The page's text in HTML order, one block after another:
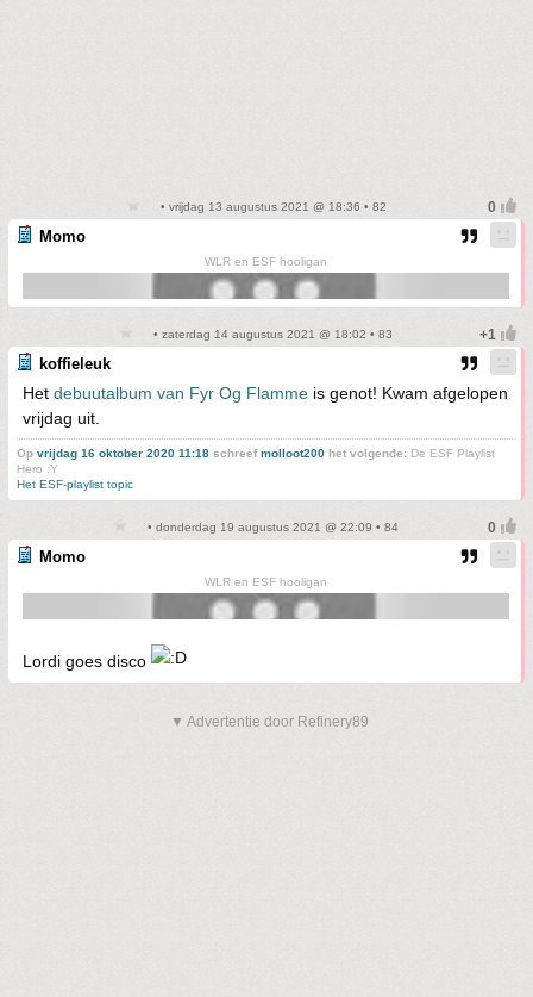
• vrijdag 13 augustus 2021 @ 18:36 • 82
Momo
WLR en ESF hooligan
• zaterdag 14 augustus 2021 @ 18:02 • 83
koffieleuk
Het debuutalbum van Fyr Og Flamme is genot! Kwam afgelopen
vrijdag uit.
Op vrijdag 16 oktober 2020 11:18 schreefmolloot200 het volgende: De ESF Playlist
Hero :Y
Het ESF-playlist topic
• donderdag 19 augustus 2021 @ 22:09 • 84
Momo
WLR en ESF hooligan
Lordi goes disco
▼ Advertentie door Refinery89